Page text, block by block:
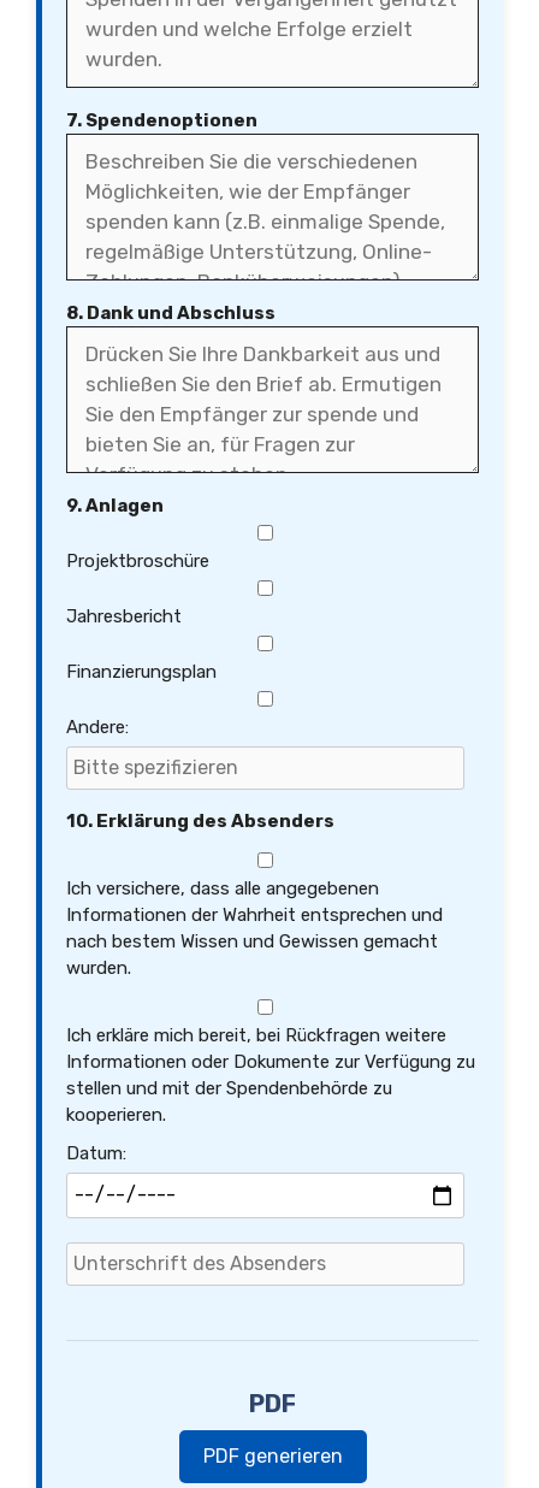
7. Spendenoptionen
8. Dank und Abschluss
9. Anlagen
Projektbroschüre
Jahresbericht
Finanzierungsplan
Andere:
10. Erklärung des Absenders
Ich versichere, dass alle angegebenen
Informationen der Wahrheit entsprechen und
nach bestem Wissen und Gewissen gemacht
wurden.
Ich erkläre mich bereit, bei Rückfragen weitere
Informationen oder Dokumente zur Verfügung zu
stellen und mit der Spendenbehörde zu
kooperieren.
Datum:
PDF
PDF generieren